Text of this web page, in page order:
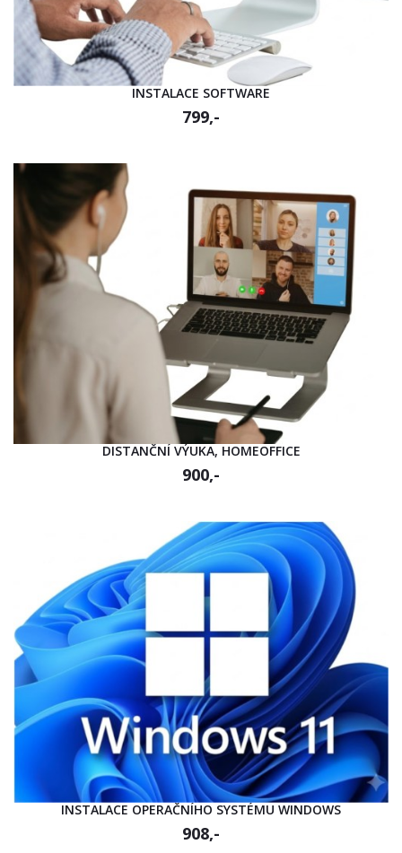
INSTALACE SOFTWARE
799,-
DISTANČNÍ VÝUKA, HOMEOFFICE
900,-
INSTALACE OPERAČNÍHO SYSTÉMU WINDOWS
908,-